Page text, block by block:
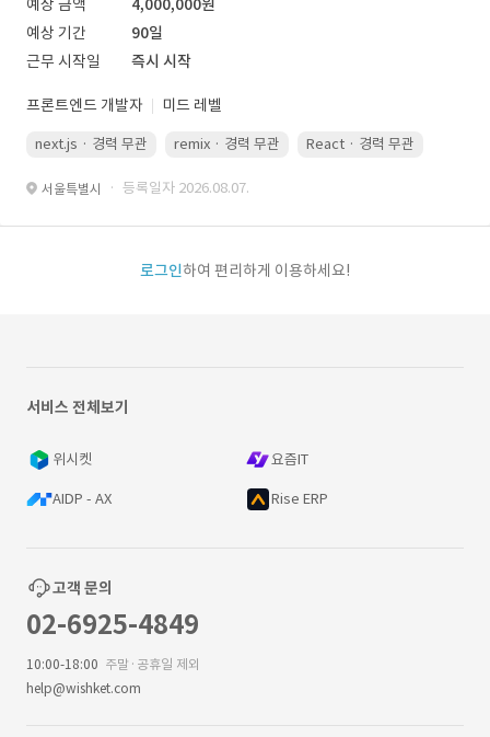
예상 금액
4,000,000원
예상 기간
90일
근무 시작일
즉시 시작
프론트엔드 개발자 미드 레벨
next.js · 경력 무관 remix · 경력 무관 React · 경력 무관
서울특별시 · 등록일자 2026.08.07.
로그인하여 편리하게 이용하세요!
서비스 전체보기
위시켓 요즘IT
AIDP - AX Rise ERP
고객 문의
02-6925-4849
10:00-18:00 주말·공휴일 제외
help@wishket.com